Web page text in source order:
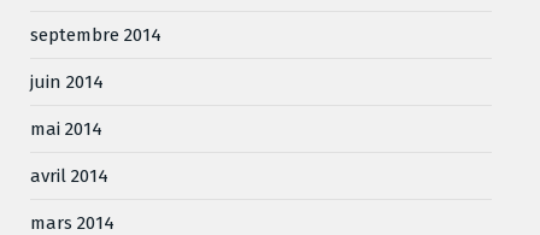
septembre 2014
juin 2014
mai 2014
avril 2014
mars 2014